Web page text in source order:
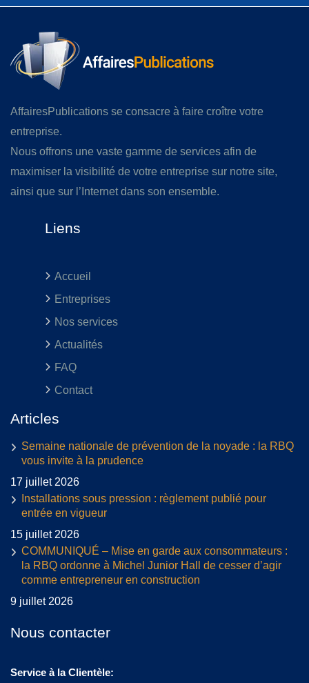
AffairesPublications se consacre à faire croître votre
entreprise.
Nous offrons une vaste gamme de services afin de
maximiser la visibilité de votre entreprise sur notre site,
ainsi que sur l’Internet dans son ensemble.
Liens
Accueil
Entreprises
Nos services
Actualités
FAQ
Contact
Articles
Semaine nationale de prévention de la noyade : la RBQ
vous invite à la prudence
17 juillet 2026
Installations sous pression : règlement publié pour
entrée en vigueur
15 juillet 2026
COMMUNIQUÉ – Mise en garde aux consommateurs :
la RBQ ordonne à Michel Junior Hall de cesser d’agir
comme entrepreneur en construction
9 juillet 2026
Nous contacter
Service à la Clientèle: